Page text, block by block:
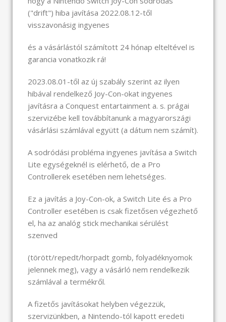
("drift") hiba javítása 2022.08.12-től
visszavonásig ingyenes
és a vásárlástól számított 24 hónap elteltével is
garancia vonatkozik rá!
2023.08.01-től az új szabály szerint az ilyen
hibával rendelkező Joy-Con-okat ingyenes
javításra a Conquest entartainment a. s. prágai
szervizébe kell továbbítanunk a magyarországi
vásárlási számlával együtt (a dátum nem számít).
A sodródási probléma ingyenes javítása a Switch
Lite egységeknél is elérhető, de a Pro
Controllerek esetében nem lehetséges.
Ez a javítás a Joy-Con-ok, a Switch Lite és a Pro
Controller esetében is csak fizetősen végezhető
el, ha az analóg stick mechanikai sérülést
szenved
(törött/repedt/horpadt gomb, folyadéknyomok
jelennek meg), vagy a vásárló nem rendelkezik
számlával a termékről.
A fizetős javításokat helyben végezzük,
szervizünkben, a Nintendo-tól kapott eredeti